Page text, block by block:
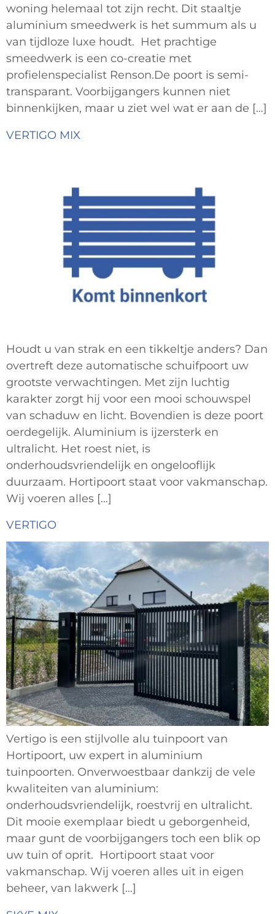
woning helemaal tot zijn recht. Dit staaltje
aluminium smeedwerk is het summum als u
van tijdloze luxe houdt. Het prachtige
smeedwerk is een co-creatie met
profielenspecialist Renson.De poort is semi-
transparant. Voorbijgangers kunnen niet
binnenkijken, maar u ziet wel wat er aan de […]
VERTIGO MIX
Houdt u van strak en een tikkeltje anders? Dan
overtreft deze automatische schuifpoort uw
grootste verwachtingen. Met zijn luchtig
karakter zorgt hij voor een mooi schouwspel
van schaduw en licht. Bovendien is deze poort
oerdegelijk. Aluminium is ijzersterk en
ultralicht. Het roest niet, is
onderhoudsvriendelijk en ongelooflijk
duurzaam. Hortipoort staat voor vakmanschap.
Wij voeren alles […]
VERTIGO
Vertigo is een stijlvolle alu tuinpoort van
Hortipoort, uw expert in aluminium
tuinpoorten. Onverwoestbaar dankzij de vele
kwaliteiten van aluminium:
onderhoudsvriendelijk, roestvrij en ultralicht.
Dit mooie exemplaar biedt u geborgenheid,
maar gunt de voorbijgangers toch een blik op
uw tuin of oprit. Hortipoort staat voor
vakmanschap. Wij voeren alles uit in eigen
beheer, van lakwerk […]